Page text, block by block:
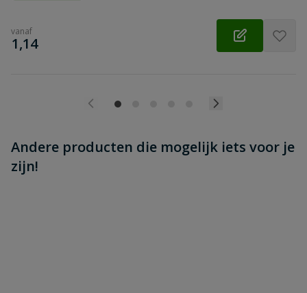
vanaf
€
1,14
Andere producten die mogelijk iets voor je
zijn!